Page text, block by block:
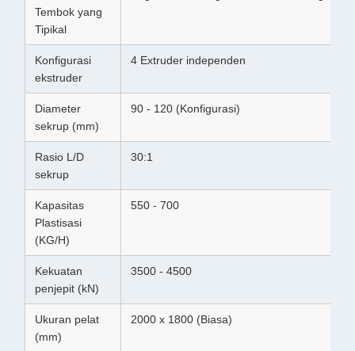
Tembok yang
Tipikal
Konfigurasi
ekstruder
4 Extruder independen
Diameter
sekrup (mm)
90 - 120 (Konfigurasi)
Rasio L/D
sekrup
30:1
Kapasitas
Plastisasi
(KG/H)
550 - 700
Kekuatan
penjepit (kN)
3500 - 4500
Ukuran pelat
(mm)
2000 x 1800 (Biasa)